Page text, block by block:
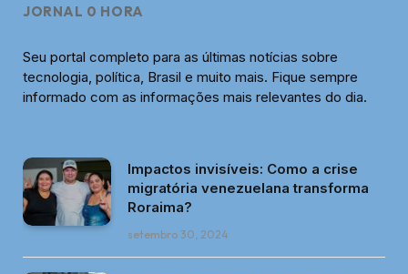
JORNAL 0 HORA
Seu portal completo para as últimas notícias sobre
tecnologia, política, Brasil e muito mais. Fique sempre
informado com as informações mais relevantes do dia.
Impactos invisíveis: Como a crise
migratória venezuelana transforma
Roraima?
setembro 30, 2024